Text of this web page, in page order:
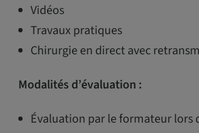
Vidéos
Travaux pratiques
Chirurgie en direct avec
Modalités d’évaluation :
Évaluation par le formateur lors